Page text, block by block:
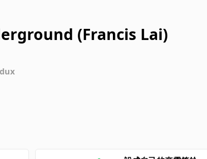
(Francis Lai)